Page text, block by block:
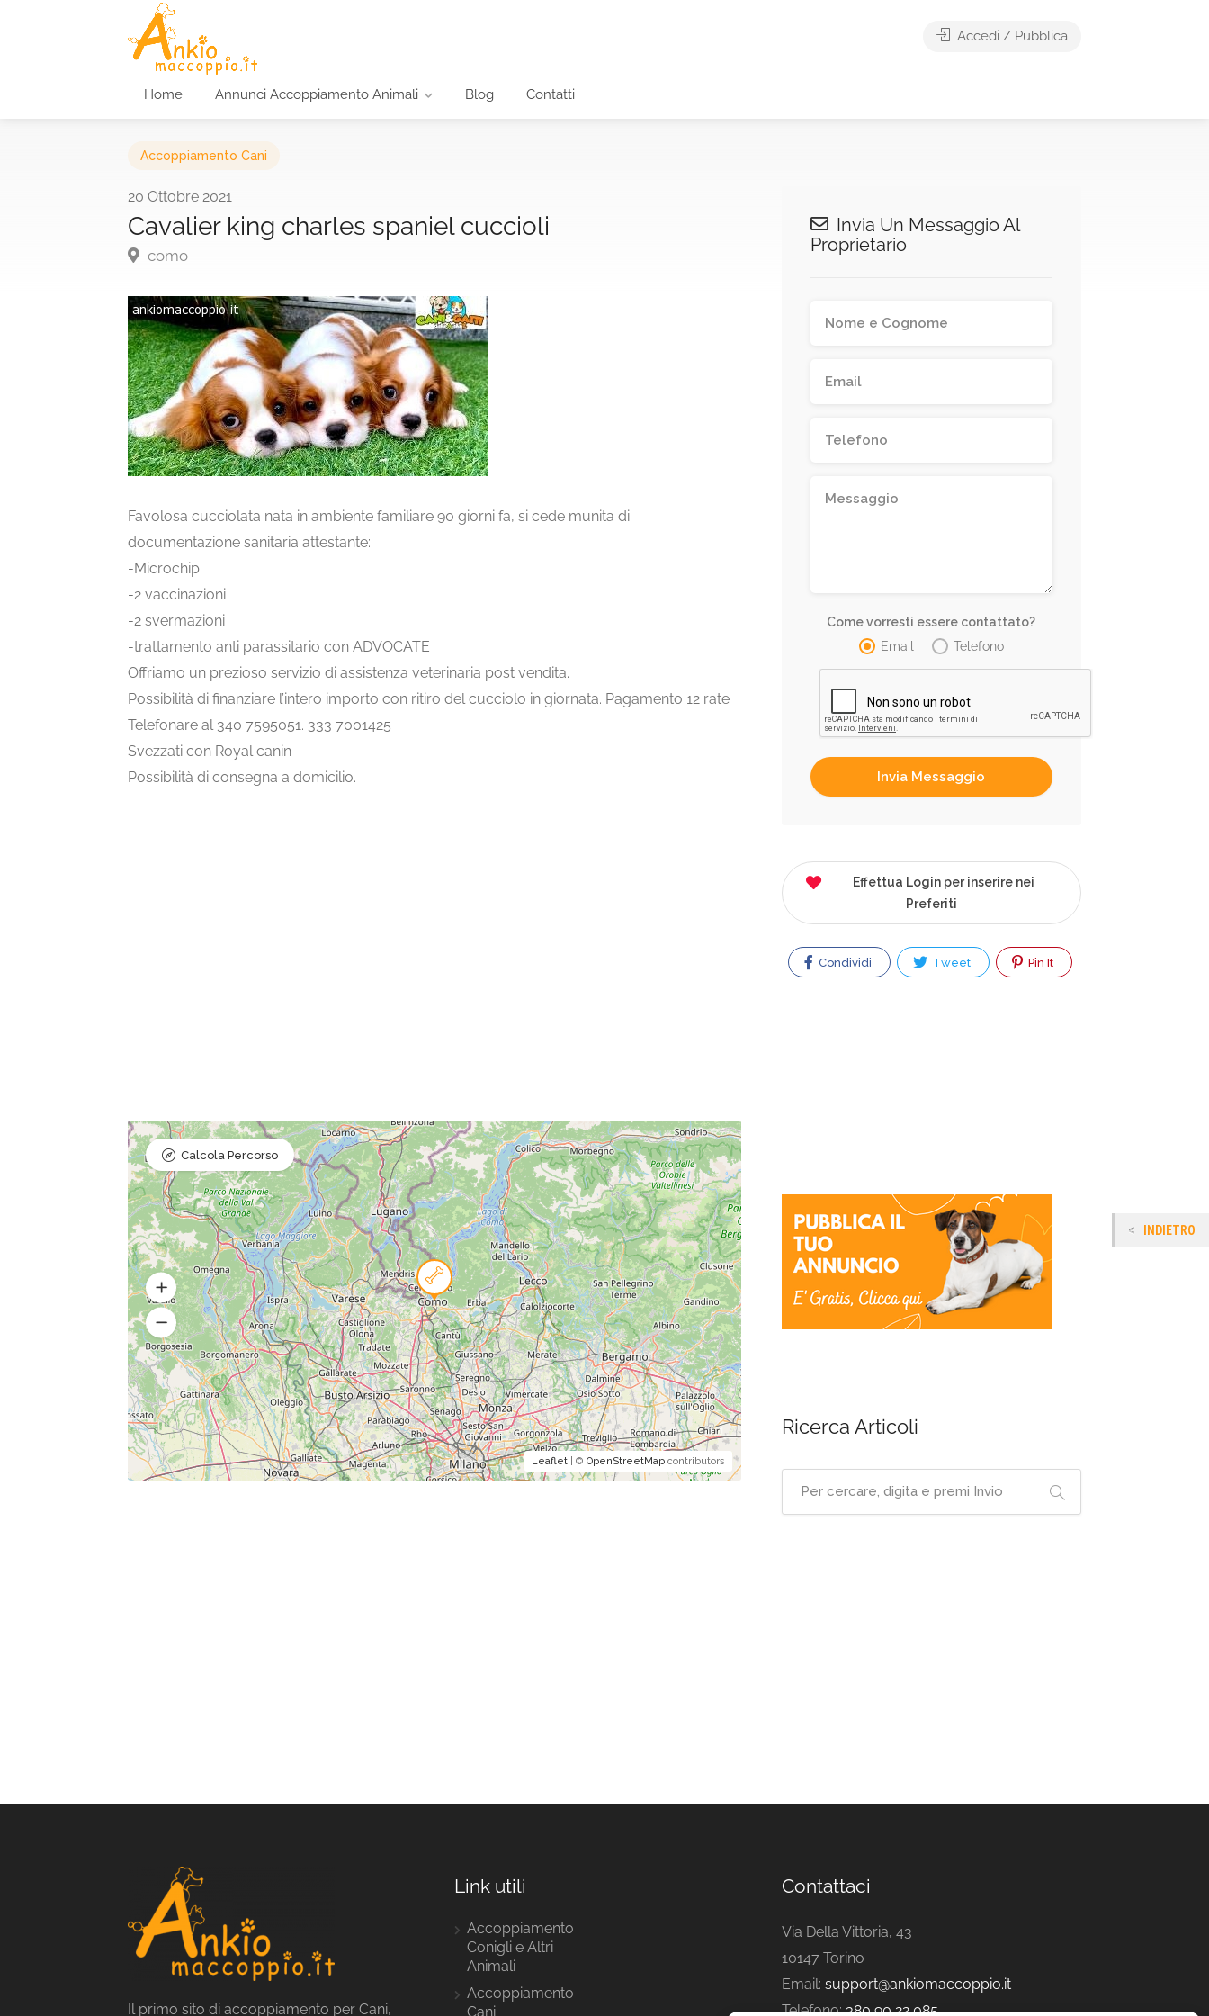
Home Annunci Accoppiamento Animali Blog Contatti
Accedi / Pubblica
Accoppiamento Cani
20 Ottobre 2021
Cavalier king charles spaniel cuccioli
como
Favolosa cucciolata nata in ambiente familiare 90 giorni fa, si cede munita di
documentazione sanitaria attestante:
-Microchip
-2 vaccinazioni
-2 svermazioni
-trattamento anti parassitario con ADVOCATE
Offriamo un prezioso servizio di assistenza veterinaria post vendita.
Possibilità di finanziare l’intero importo con ritiro del cucciolo in giornata. Pagamento 12 rate
Telefonare al 340 7595051. 333 7001425
Svezzati con Royal canin
Possibilità di consegna a domicilio.
Leaflet| © OpenStreetMapcontributors
Calcola Percorso
Invia Un Messaggio Al
Proprietario
Come vorresti essere contattato?
Email
Telefono
Effettua Login per inserire nei
Preferiti
Condividi Tweet Pin It
Ricerca Articoli
Il primo sito di accoppiamento per Cani,
Link utili
Accoppiamento
Conigli e Altri
Animali
Accoppiamento
Cani
Contattaci
Via Della Vittoria, 43
10147 Torino
Email: support@ankiomaccoppio.it
Telefono:380 90 22 085
INDIETRO